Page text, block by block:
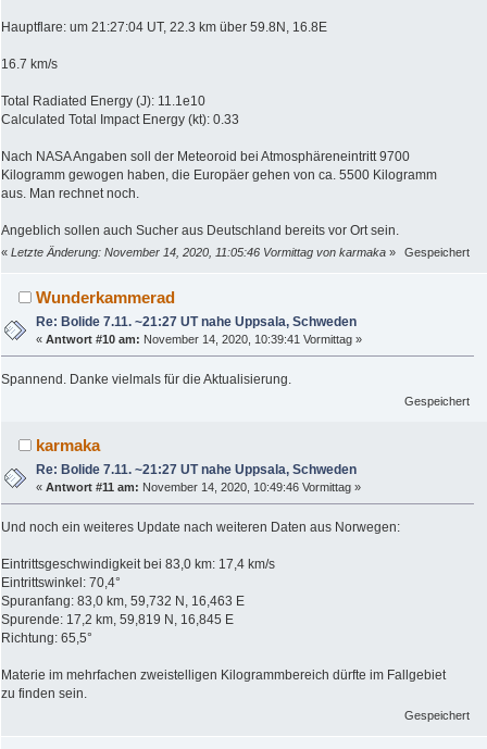
Hauptflare: um 21:27:04 UT, 22.3 km über 59.8N, 16.8E
16.7 km/s
Total Radiated Energy (J): 11.1e10
Calculated Total Impact Energy (kt): 0.33
Nach NASA Angaben soll der Meteoroid bei Atmosphäreneintritt 9700
Kilogramm gewogen haben, die Europäer gehen von ca. 5500 Kilogramm
aus. Man rechnet noch.
Angeblich sollen auch Sucher aus Deutschland bereits vor Ort sein.
« Letzte Änderung: November 14, 2020, 11:05:46 Vormittag von karmaka » Gespeichert
Wunderkammerad
Re: Bolide 7.11. ~21:27 UT nahe Uppsala, Schweden
«Antwort #10 am: November 14, 2020, 10:39:41 Vormittag »
Spannend. Danke vielmals für die Aktualisierung.
Gespeichert
karmaka
Re: Bolide 7.11. ~21:27 UT nahe Uppsala, Schweden
«Antwort #11 am: November 14, 2020, 10:49:46 Vormittag »
Und noch ein weiteres Update nach weiteren Daten aus Norwegen:
Eintrittsgeschwindigkeit bei 83,0 km: 17,4 km/s
Eintrittswinkel: 70,4°
Spuranfang: 83,0 km, 59,732 N, 16,463 E
Spurende: 17,2 km, 59,819 N, 16,845 E
Richtung: 65,5°
Materie im mehrfachen zweistelligen Kilogrammbereich dürfte im Fallgebiet
zu finden sein.
Gespeichert